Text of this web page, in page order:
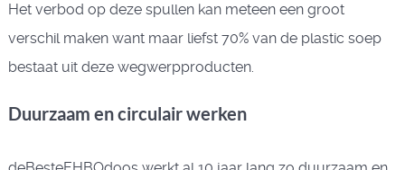
Het verbod op deze spullen kan meteen een groot
verschil maken want maar liefst 70% van de plastic soep
bestaat uit deze wegwerpproducten.
Duurzaam en circulair werken